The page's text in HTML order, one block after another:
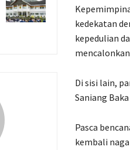
kedekatan
kepedulian
Di sisi lain,
Saniang
Pasca
kembali